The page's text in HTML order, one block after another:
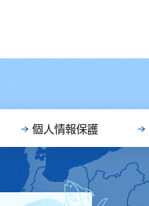
個人情報保護